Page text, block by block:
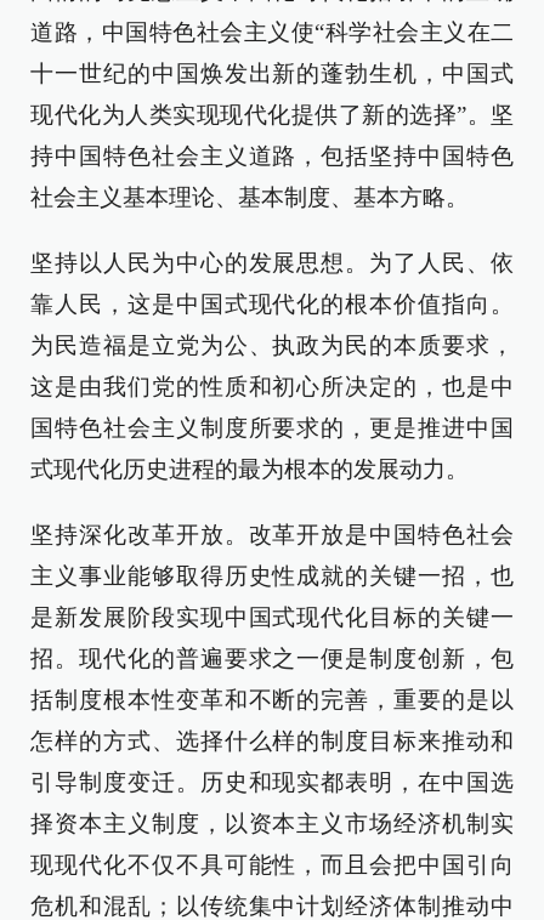
道路，中国特色社会主义使“科学社会主义在二
十一世纪的中国焕发出新的蓬勃生机，中国式
现代化为人类实现现代化提供了新的选择”。坚
持中国特色社会主义道路，包括坚持中国特色
社会主义基本理论、基本制度、基本方略。
坚持以人民为中心的发展思想。为了人民、依
靠人民，这是中国式现代化的根本价值指向。
为民造福是立党为公、执政为民的本质要求，
这是由我们党的性质和初心所决定的，也是中
国特色社会主义制度所要求的，更是推进中国
式现代化历史进程的最为根本的发展动力。
坚持深化改革开放。改革开放是中国特色社会
主义事业能够取得历史性成就的关键一招，也
是新发展阶段实现中国式现代化目标的关键一
招。现代化的普遍要求之一便是制度创新，包
括制度根本性变革和不断的完善，重要的是以
怎样的方式、选择什么样的制度目标来推动和
引导制度变迁。历史和现实都表明，在中国选
择资本主义制度，以资本主义市场经济机制实
现现代化不仅不具可能性，而且会把中国引向
危机和混乱；以传统集中计划经济体制推动中